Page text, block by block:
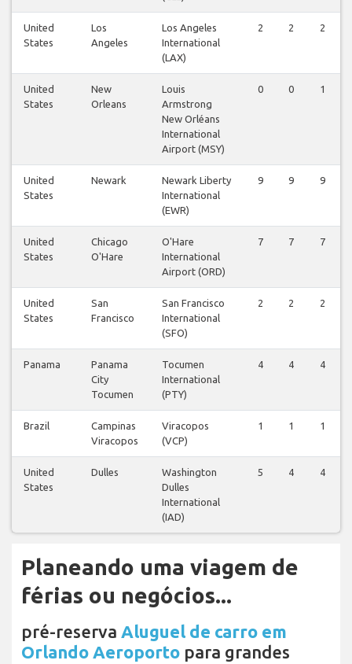
United
States
Los
Angeles
Los Angeles
International
(LAX)
2 2 2
United
States
New
Orleans
Louis
Armstrong
New Orléans
International
Airport (MSY)
0 0 1
United
States
Newark
Newark Liberty
International
(EWR)
9 9 9
United
States
Chicago
O'Hare
O'Hare
International
Airport (ORD)
7 7 7
United
States
San
Francisco
San Francisco
International
(SFO)
2 2 2
Panama
Panama
City
Tocumen
Tocumen
International
(PTY)
4 4 4
Brazil
Campinas
Viracopos
Viracopos
(VCP)
1 1 1
United
States
Dulles
Washington
Dulles
International
(IAD)
5 4 4
Planeando uma viagem de
férias ou negócios...
pré-reserva Aluguel de carro em
Orlando Aeroporto para grandes